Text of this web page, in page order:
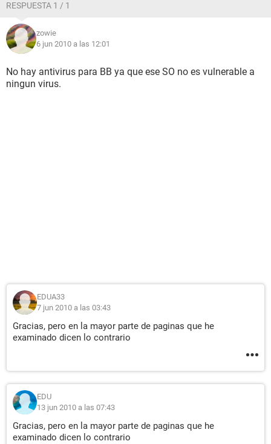
RESPUESTA 1 / 1
zowie
6 jun 2010 a las 12:01
No hay antivirus para BB ya que ese SO no es vulnerable a
ningun virus.
EDUA33
7 jun 2010 a las 03:43
Gracias, pero en la mayor parte de paginas que he
examinado dicen lo contrario
EDU
13 jun 2010 a las 07:43
Gracias, pero en la mayor parte de paginas que he
examinado dicen lo contrario